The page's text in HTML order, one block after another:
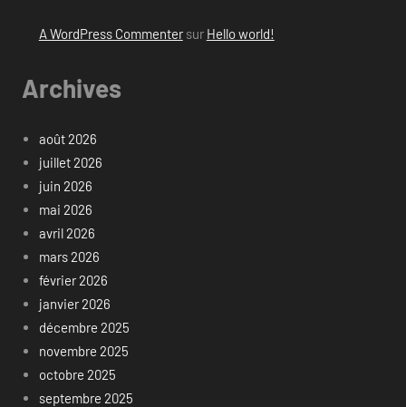
A WordPress Commentersur Hello world!
Archives
août 2026
juillet 2026
juin 2026
mai 2026
avril 2026
mars 2026
février 2026
janvier 2026
décembre 2025
novembre 2025
octobre 2025
septembre 2025